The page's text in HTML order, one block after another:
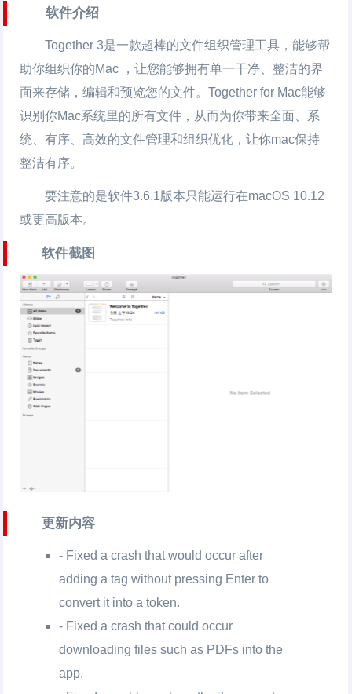
软件介绍
Together 3是一款超棒的文件组织管理工具，能够帮
助你组织你的Mac ，让您能够拥有单一干净、整洁的界
面来存储，编辑和预览您的文件。Together for Mac能够
识别你Mac系统里的所有文件，从而为你带来全面、系
统、有序、高效的文件管理和组织优化，让你mac保持
整洁有序。
要注意的是软件3.6.1版本只能运行在macOS 10.12
或更高版本。
软件截图
更新内容
- Fixed a crash that would occur after
adding a tag without pressing Enter to
convert it into a token.
- Fixed a crash that could occur
downloading files such as PDFs into the
app.